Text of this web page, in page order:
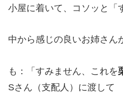
小屋に着いて、コソッと「
中から感じの良いお姉さん
も：「すみません、これを
Sさん（支配人）に渡して